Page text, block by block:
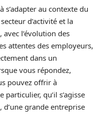
s’adapter au contexte du
d’activité et la
avec l’évolution des
attentes des employeurs,
dans un
vous répondez,
pouvez offrir à
qu’il s’agisse
grande entreprise